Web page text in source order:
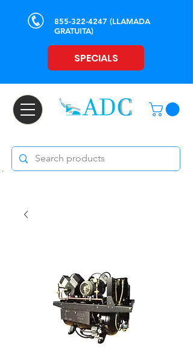
855-322-4247 (LLAMADA
GRATUITA)
SPECIALS